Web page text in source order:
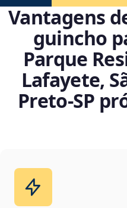
Vantagens
guincho
Parque
Lafayete,
Preto‑SP